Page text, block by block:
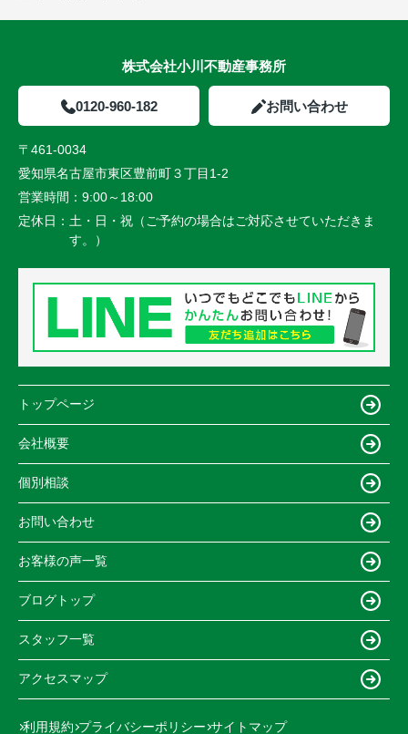
株式会社小川不動産事務所
0120-960-182 お問い合わせ
〒461-0034
愛知県名古屋市東区豊前町３丁目1-2
営業時間： 9:00～18:00
定休日： 土・日・祝（ご予約の場合はご対応させていただきま
す。）
トップページ
会社概要
個別相談
お問い合わせ
お客様の声一覧
ブログトップ
スタッフ一覧
アクセスマップ
利用規約 プライバシーポリシー サイトマップ